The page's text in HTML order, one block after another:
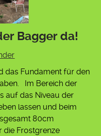
Bagger da!
das Fundament für den
Im Bereich der
auf das Niveau der
lassen und beim
80cm
die Frostgrenze